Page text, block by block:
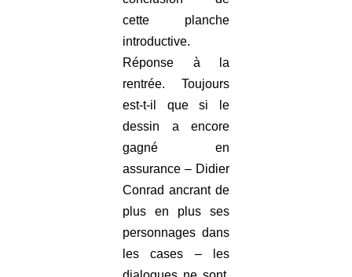
cette planche
introductive.
Réponse à la
rentrée. Toujours
est-t-il que si le
dessin a encore
gagné en
assurance – Didier
Conrad ancrant de
plus en plus ses
personnages dans
les cases – les